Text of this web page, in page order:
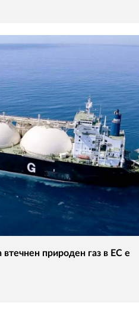
природен газ в ЕС е